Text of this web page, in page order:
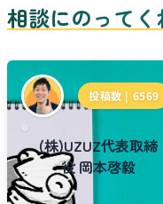
相談にのって
投稿数 | 6569
(株)UZUZ代表取締
役 岡本啓毅